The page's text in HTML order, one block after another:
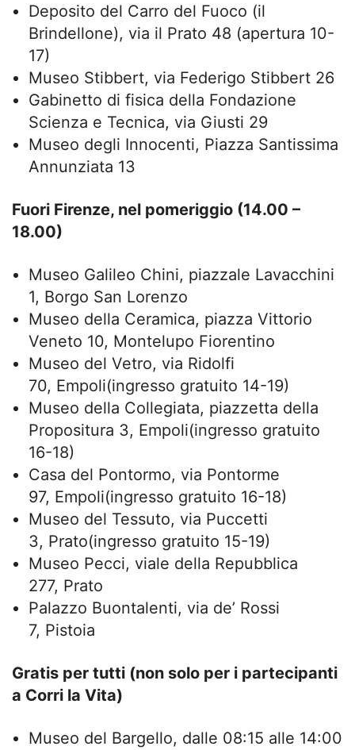
Deposito del Carro del Fuoco (il
Brindellone), via il Prato 48 (apertura 10-
17)
Museo Stibbert, via Federigo Stibbert 26
Gabinetto di fisica della Fondazione
Scienza e Tecnica, via Giusti 29
Museo degli Innocenti, Piazza Santissima
Annunziata 13
Fuori Firenze, nel pomeriggio (14.00 –
18.00)
Museo Galileo Chini, piazzale Lavacchini
1, Borgo San Lorenzo
Museo della Ceramica, piazza Vittorio
Veneto 10, Montelupo Fiorentino
Museo del Vetro, via Ridolfi
70, Empoli(ingresso gratuito 14-19)
Museo della Collegiata, piazzetta della
Propositura 3, Empoli(ingresso gratuito
16-18)
Casa del Pontormo, via Pontorme
97, Empoli(ingresso gratuito 16-18)
Museo del Tessuto, via Puccetti
3, Prato(ingresso gratuito 15-19)
Museo Pecci, viale della Repubblica
277, Prato
Palazzo Buontalenti, via de’ Rossi
7, Pistoia
Gratis per tutti (non solo per i partecipanti
a Corri la Vita)
Museo del Bargello, dalle 08:15 alle 14:00